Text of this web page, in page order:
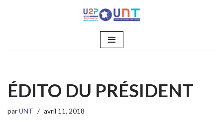
ÉDITO DU PRÉSIDENT
parUNT avril 11, 2018